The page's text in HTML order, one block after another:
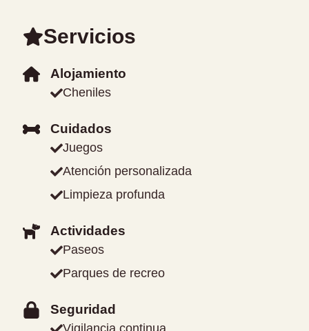
Servicios
Alojamiento
Cheniles
Cuidados
Juegos
Atención personalizada
Limpieza profunda
Actividades
Paseos
Parques de recreo
Seguridad
Vigilancia continua